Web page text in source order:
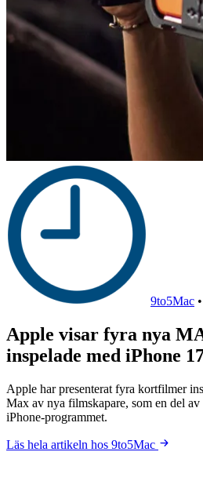
9to5Mac •
Apple visar fyra nya
inspelade med iPhone
Apple har presenterat fyra kortfilmer
Max av nya filmskapare, som en del
iPhone-programmet.
Läs hela artikeln hos 9to5Mac